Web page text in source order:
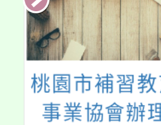
桃園市補習教
事業協會辦